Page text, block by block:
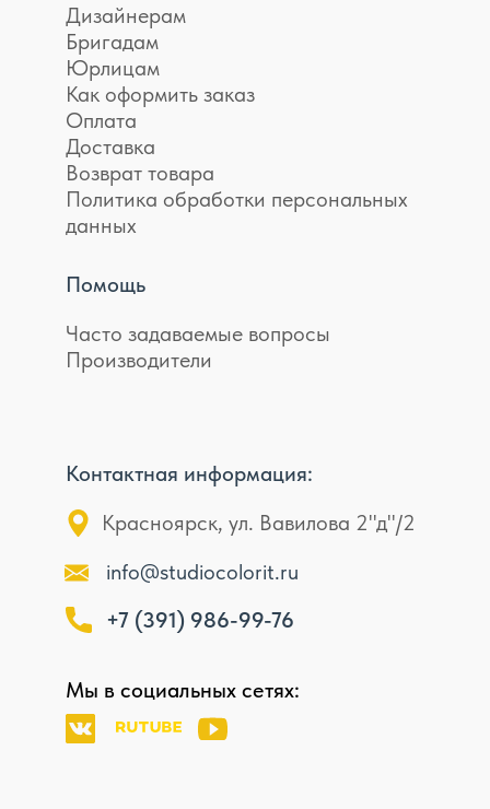
Дизайнерам
Бригадам
Юрлицам
Как оформить заказ
Оплата
Доставка
Возврат товара
Политика обработки персональных
данных
Помощь
Часто задаваемые вопросы
Производители
Контактная информация:
Красноярск, ул. Вавилова 2"д"/2
info@studiocolorit.ru
+7 (391) 986-99-76
Мы в социальных сетях: